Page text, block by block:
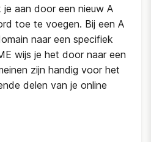
aan door een nieuw A
toe te voegen. Bij een A
naar een specifiek
wijs je het door naar een
zijn handig voor het
delen van je online